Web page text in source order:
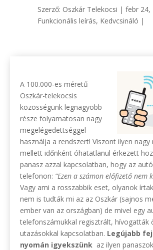
Szerző: Oszkár Telekocsi | febr 24,
Funkcionális leírás, Kedvcsináló |
A 100.000-es méretű
Oszkár-telekocsis
közösségünk legnagyobb
része folyamatosan nagy
megelégedettséggel
használja a rendszert! Viszont ilyen nagy
mellett időnként óhatatlanul érkezett
panasz azzal kapcsolatban, hogy az
telefonon: “Ezen a számon előfizető nem
Vagy ami a rosszabbik eset, olyanok
nem is tudták mi az az Oszkár (sajnos
ember van az országban) de mivel egy
telefonszámukkal regisztrált, hívogatták
utazásokkal kapcsolatban. Legújabb
nyomán igyekszünk az ilyen